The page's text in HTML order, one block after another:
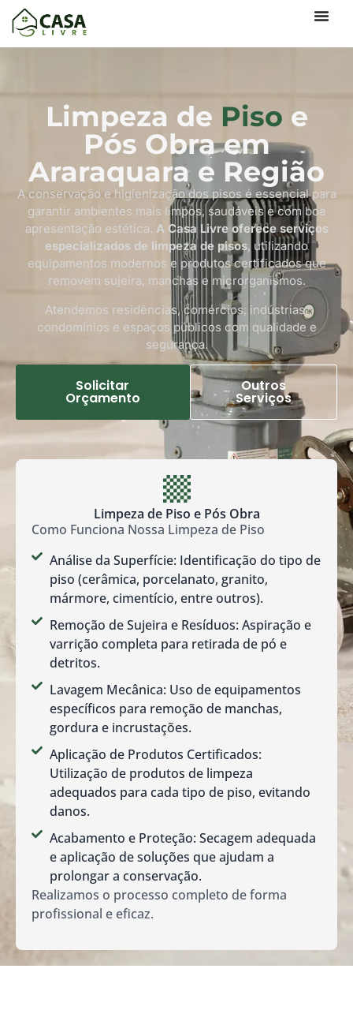
Limpeza de Piso e
Pós Obra em
Araraquara e Região
A conservação e higienização dos pisos é essencial para
garantir ambientes mais limpos, saudáveis e com boa
apresentação estética. A Casa Livre oferece serviços
especializados de limpeza de pisos, utilizando
equipamentos modernos e produtos certificados que
removem sujeira, manchas e microrganismos.
Atendemos residências, comércios, indústrias,
condomínios e espaços públicos com qualidade e
segurança.
Solicitar
Orçamento
Outros
Serviços
Limpeza de Piso e Pós Obra
Como Funciona Nossa Limpeza de Piso
Análise da Superfície: Identificação do tipo de
piso (cerâmica, porcelanato, granito,
mármore, cimentício, entre outros).
Remoção de Sujeira e Resíduos: Aspiração e
varrição completa para retirada de pó e
detritos.
Lavagem Mecânica: Uso de equipamentos
específicos para remoção de manchas,
gordura e incrustações.
Aplicação de Produtos Certificados:
Utilização de produtos de limpeza
adequados para cada tipo de piso, evitando
danos.
Acabamento e Proteção: Secagem adequada
e aplicação de soluções que ajudam a
prolongar a conservação.
Realizamos o processo completo de forma
profissional e eficaz.